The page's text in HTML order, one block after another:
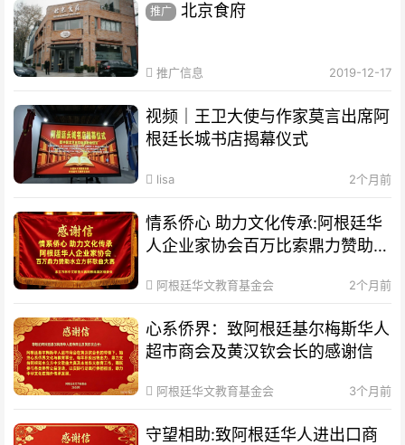
推广 北京食府
推广信息 2019-12-17
视频｜王卫大使与作家莫言出席阿
根廷长城书店揭幕仪式
lisa 2个月前
情系侨心 助力文化传承:阿根廷华
人企业家协会百万比索鼎力赞助水
阿根廷华文教育基金会 2个月前
心系侨界​：致阿根廷基尔梅斯华人
超市商会及黄汉钦会长的感谢信
阿根廷华文教育基金会 3个月前
守望相助:致阿根廷华人进出口商